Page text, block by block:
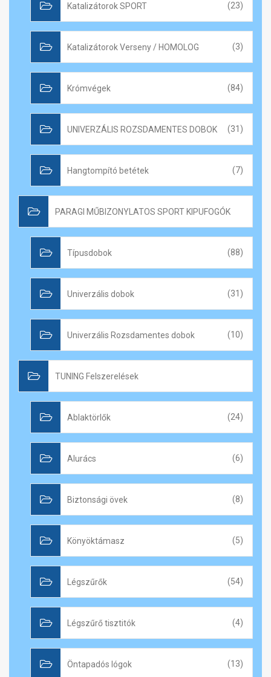
Katalizátorok SPORT (23)
Katalizátorok Verseny / HOMOLOG (3)
Krómvégek (84)
UNIVERZÁLIS ROZSDAMENTES DOBOK (31)
Hangtompító betétek (7)
PARAGI MŰBIZONYLATOS SPORT KIPUFOGÓK
Típusdobok (88)
Univerzális dobok (31)
Univerzális Rozsdamentes dobok (10)
TUNING Felszerelések
Ablaktörlők (24)
Alurács (6)
Biztonsági övek (8)
Könyöktámasz (5)
Légszűrők (54)
Légszűrő tisztitók (4)
Öntapadós lógok (13)